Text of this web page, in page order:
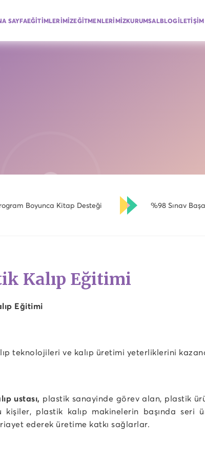
SAYFAEĞİTİMLERİMİZEĞİTMENLERİMİZKURUMSALBLOGİLETİŞİM
Boyunca Kitap Desteği %98 Sınav
Kalıp Eğitimi
Eğitimi
teknolojileri ve kalıp üretimi yeterliklerini
ustası, plastik sanayinde görev alan, plastik
kişiler, plastik kalıp makinelerin başında seri
ederek üretime katkı sağlarlar.